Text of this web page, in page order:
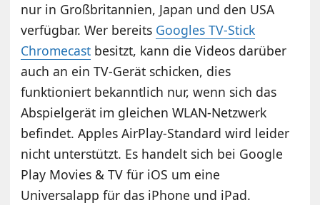
nur in Großbritannien, Japan und den USA
verfügbar. Wer bereits Googles TV-Stick
Chromecast besitzt, kann die Videos darüber
auch an ein TV-Gerät schicken, dies
funktioniert bekanntlich nur, wenn sich das
Abspielgerät im gleichen WLAN-Netzwerk
befindet. Apples AirPlay-Standard wird leider
nicht unterstützt. Es handelt sich bei Google
Play Movies & TV für iOS um eine
Universalapp für das iPhone und iPad.